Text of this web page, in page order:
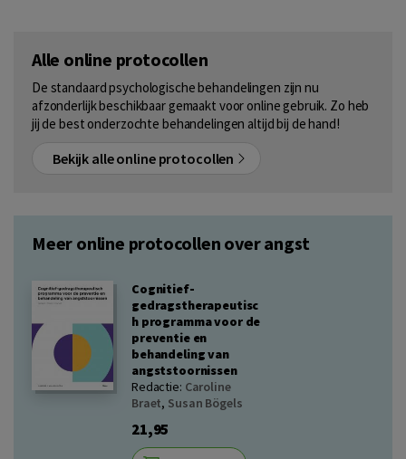
Alle online protocollen
De standaard psychologische behandelingen zijn nu
afzonderlijk beschikbaar gemaakt voor online gebruik. Zo heb
jij de best onderzochte behandelingen altijd bij de hand!
Bekijk alle online protocollen
Meer online protocollen over angst
Cognitief-
gedragstherapeutisc
h programma voor de
preventie en
behandeling van
angststoornissen
Redactie: Caroline
Braet, Susan Bögels
21,95